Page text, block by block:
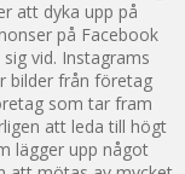
att dyka upp på
på Facebook
vid. Instagrams
bilder från företag
som tar fram
att leda till högt
lägger upp något